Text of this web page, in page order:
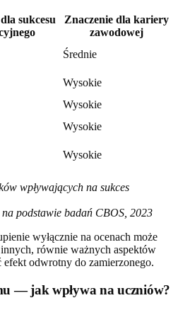
sukcesu
Znaczenie dla kariery
zawodowej
Średnie
Wysokie
Wysokie
Wysokie
Wysokie
wpływających na sukces
podstawie badań CBOS, 2023
wyłącznie na ocenach może
równie ważnych aspektów
odwrotny do zamierzonego.
— jak wpływa na uczniów?